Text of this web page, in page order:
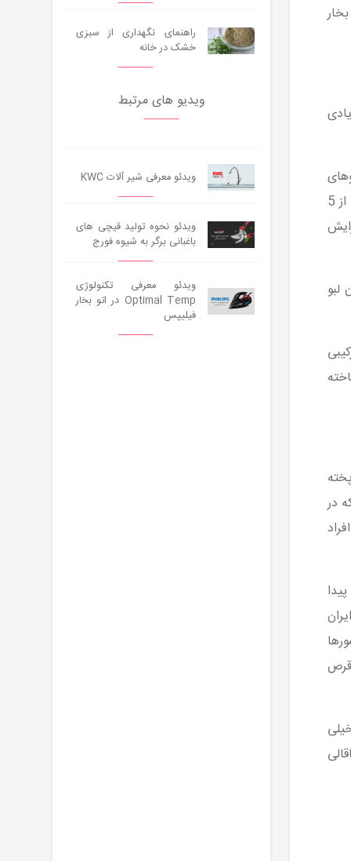
این روزها لبو در بخش‌های مختلف شهر تهران بر اساس اندازه ظرف از 5
در
راهنمای نگهداری از سبزی
خشک در خانه
ویدیو های مرتبط
ویدئو معرفی شیر آلات KWC
ویدئو نحوه تولید قیچی های
باغبانی برگر به شیوه فورج
ویدئو معرفی تکنولوژی
Optimal Temp در اتو بخار
فیلیپس